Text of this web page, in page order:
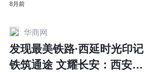
8月前
华商网
发现最美铁路·西延时光印记|
铁筑通途 文耀长安：西安站